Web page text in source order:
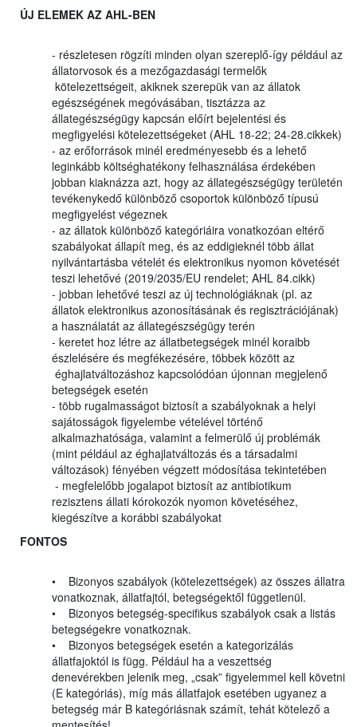
ÚJ ELEMEK AZ AHL-BEN
- részletesen rögzíti minden olyan szereplő-így például az
állatorvosok és a mezőgazdasági termelők
kötelezettségeit, akiknek szerepük van az állatok
egészségének megóvásában, tisztázza az
állategészségügy kapcsán előírt bejelentési és
megfigyelési kötelezettségeket (AHL 18-22; 24-28.cikkek)
- az erőforrások minél eredményesebb és a lehető
leginkább költséghatékony felhasználása érdekében
jobban kiaknázza azt, hogy az állategészségügy területén
tevékenykedő különböző csoportok különböző típusú
megfigyelést végeznek
- az állatok különböző kategóriáira vonatkozóan eltérő
szabályokat állapít meg, és az eddigieknél több állat
nyilvántartásba vételét és elektronikus nyomon követését
teszi lehetővé (2019/2035/EU rendelet; AHL 84.cikk)
- jobban lehetővé teszi az új technológiáknak (pl. az
állatok elektronikus azonosításának és regisztrációjának)
a használatát az állategészségügy terén
- keretet hoz létre az állatbetegségek minél koraibb
észlelésére és megfékezésére, többek között az
éghajlatváltozáshoz kapcsolódóan újonnan megjelenő
betegségek esetén
- több rugalmasságot biztosít a szabályoknak a helyi
sajátosságok figyelembe vételével történő
alkalmazhatósága, valamint a felmerülő új problémák
(mint például az éghajlatváltozás és a társadalmi
változások) fényében végzett módosítása tekintetében
- megfelelőbb jogalapot biztosít az antibiotikum
rezisztens állati kórokozók nyomon követéséhez,
kiegészítve a korábbi szabályokat
FONTOS
• Bizonyos szabályok (kötelezettségek) az összes állatra
vonatkoznak, állatfajtól, betegségektől függetlenül.
• Bizonyos betegség-specifikus szabályok csak a listás
betegségekre vonatkoznak.
• Bizonyos betegségek esetén a kategorizálás
állatfajoktól is függ. Például ha a veszettség
denevérekben jelenik meg, „csak” figyelemmel kell követni
(E kategóriás), míg más állatfajok esetében ugyanez a
betegség már B kategóriásnak számít, tehát kötelező a